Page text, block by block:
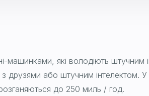
машинками, які володіють
друзями або штучним інтелектом.
до 250 миль / год.